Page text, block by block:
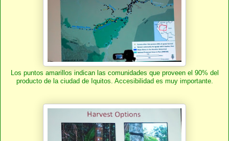
Los puntos amarillos indican las comunidades que proveen el 90% del
producto de la ciudad de Iquitos. Accesibilidad es muy importante.